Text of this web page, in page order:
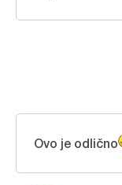
Ovo je odlično